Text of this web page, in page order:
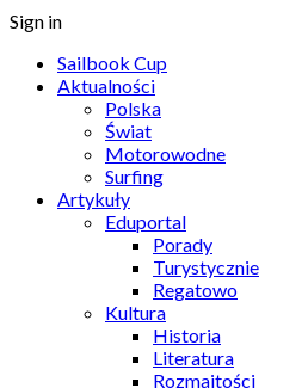
Sign in
Sailbook Cup
Aktualności
Polska
Świat
Motorowodne
Surfing
Artykuły
Eduportal
Porady
Turystycznie
Regatowo
Kultura
Historia
Literatura
Rozmaitości